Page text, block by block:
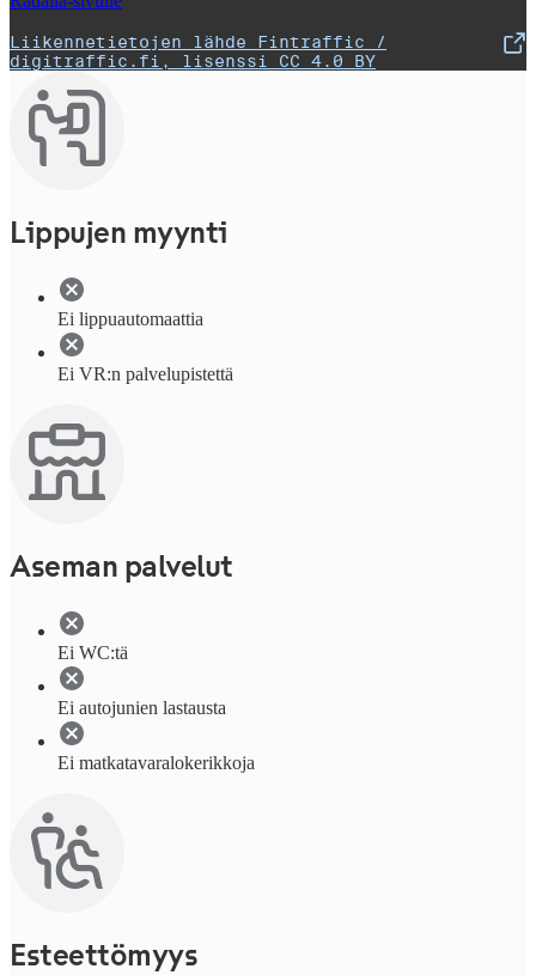
Liikennetietojen lähde Fintraffic /
digitraffic.fi, lisenssi CC 4.0 BY
,Avataan uudessa välilehdessä
Lippujen myynti
Ei lippuautomaattia
Ei VR:n palvelupistettä
Aseman palvelut
Ei WC:tä
Ei autojunien lastausta
Ei matkatavaralokerikkoja
Esteettömyys